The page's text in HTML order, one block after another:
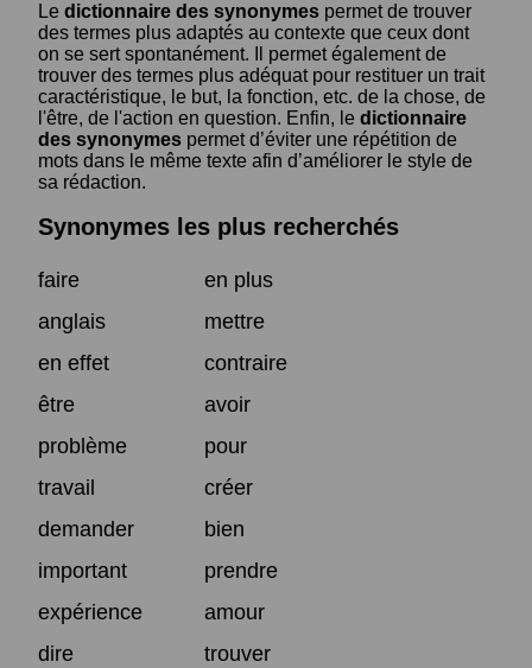
Le dictionnaire des synonymes permet de trouver
des termes plus adaptés au contexte que ceux dont
on se sert spontanément. Il permet également de
trouver des termes plus adéquat pour restituer un trait
caractéristique, le but, la fonction, etc. de la chose, de
l'être, de l'action en question. Enfin, le dictionnaire
des synonymes permet d’éviter une répétition de
mots dans le même texte afin d’améliorer le style de
sa rédaction.
Synonymes les plus recherchés
faire
en plus
anglais
mettre
en effet
contraire
être
avoir
problème
pour
travail
créer
demander
bien
important
prendre
expérience
amour
dire
trouver